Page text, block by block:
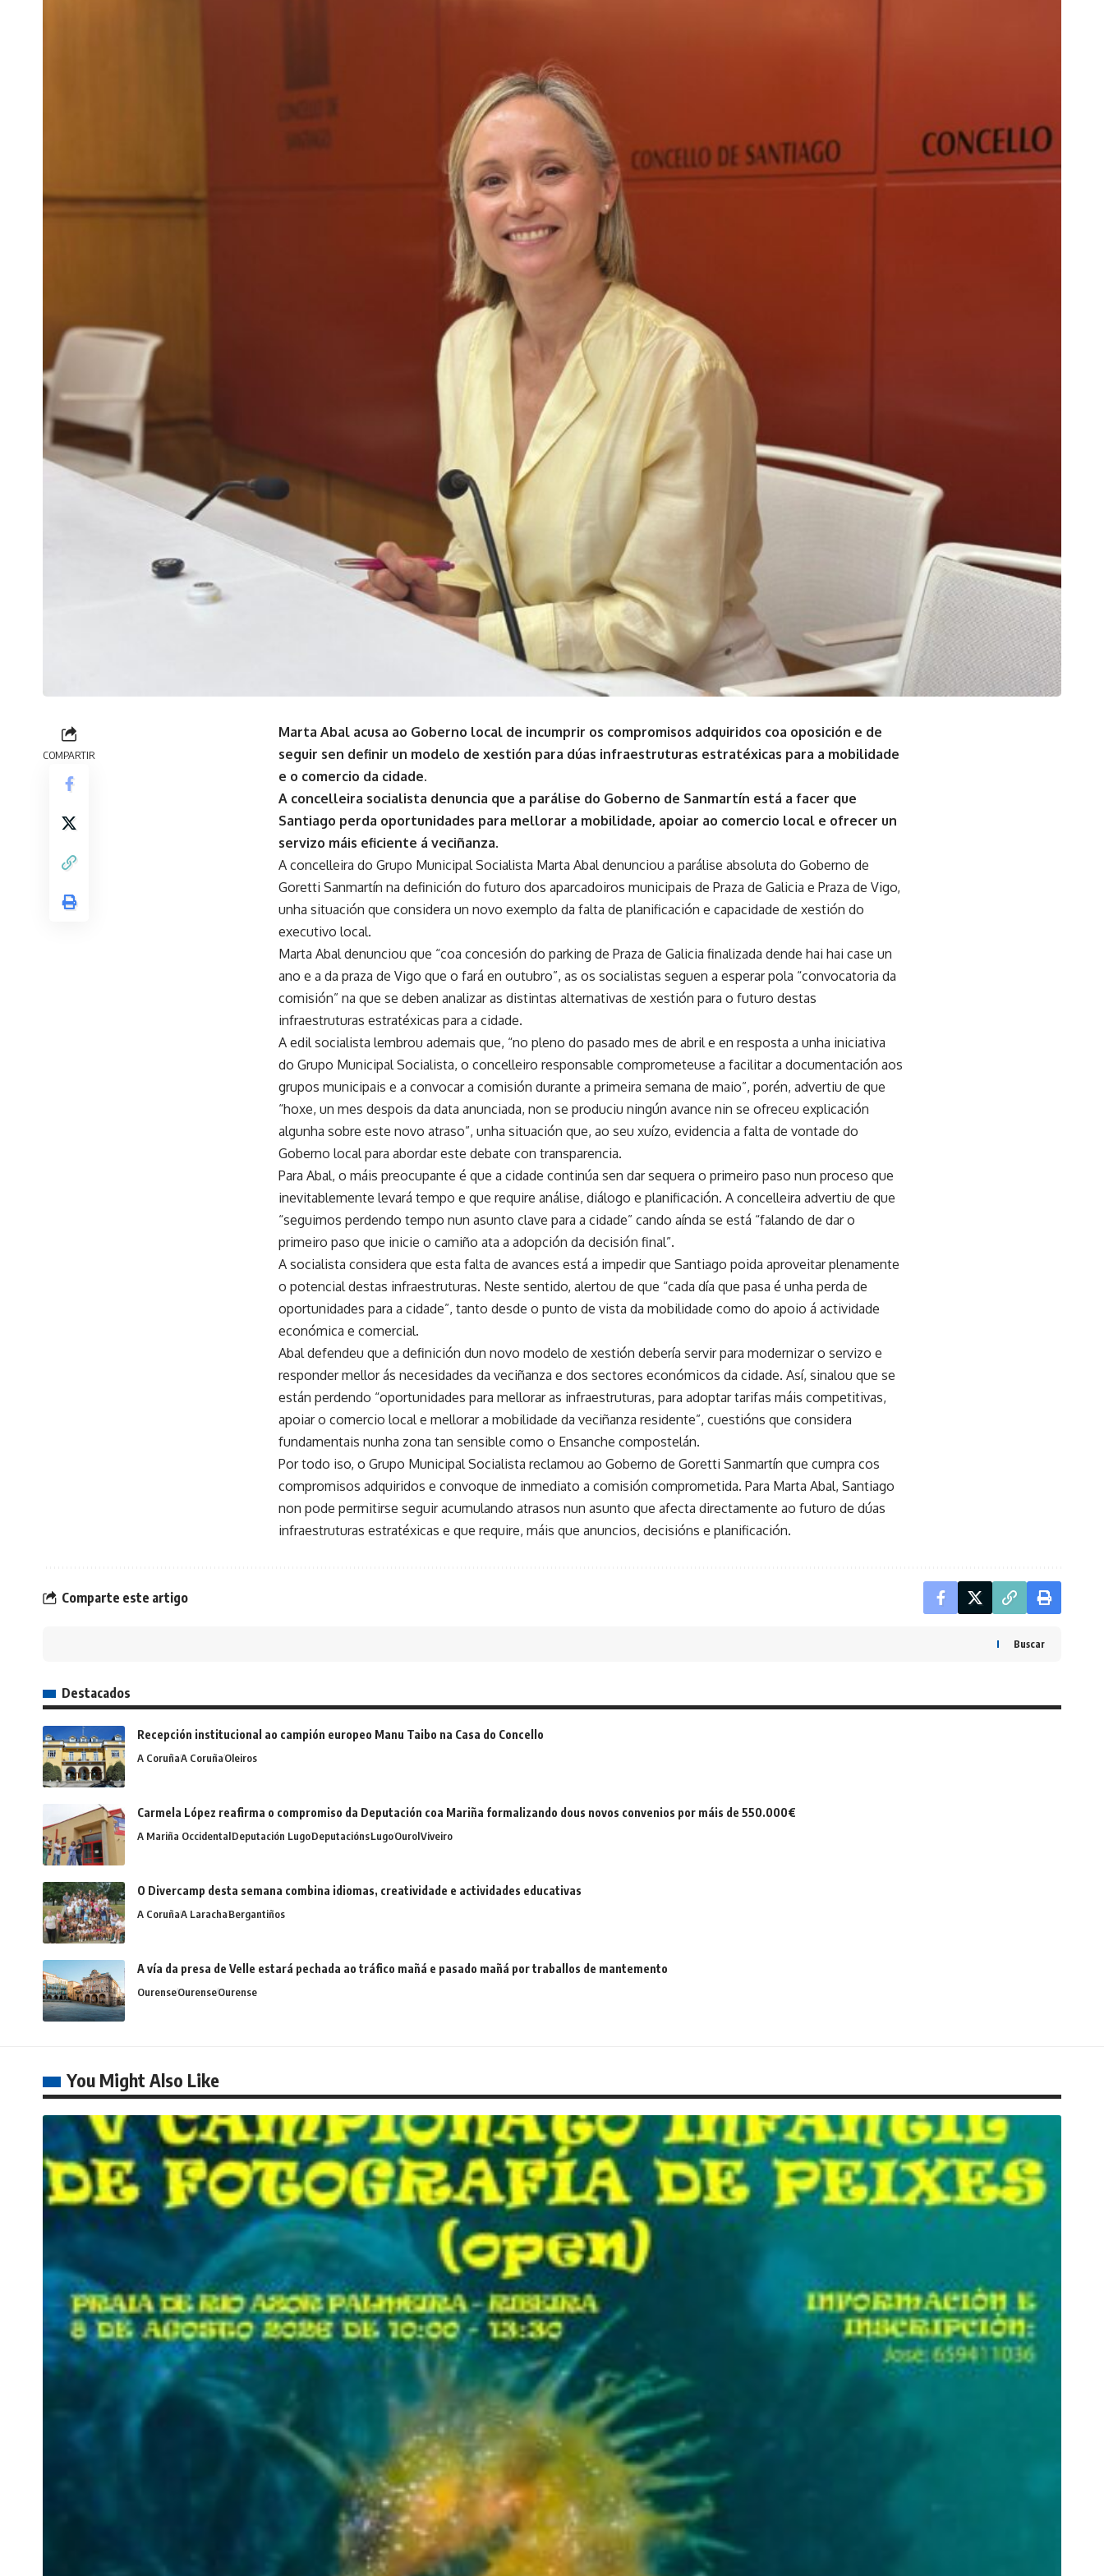
COMPARTIR
Marta Abal acusa ao Goberno local de incumprir os compromisos adquiridos coa oposición e de
seguir sen definir un modelo de xestión para dúas infraestruturas estratéxicas para a mobilidade
e o comercio da cidade.
A concelleira socialista denuncia que a parálise do Goberno de Sanmartín está a facer que
Santiago perda oportunidades para mellorar a mobilidade, apoiar ao comercio local e ofrecer un
servizo máis eficiente á veciñanza.
A concelleira do Grupo Municipal Socialista Marta Abal denunciou a parálise absoluta do Goberno de
Goretti Sanmartín na definición do futuro dos aparcadoiros municipais de Praza de Galicia e Praza de Vigo,
unha situación que considera un novo exemplo da falta de planificación e capacidade de xestión do
executivo local.
Marta Abal denunciou que “coa concesión do parking de Praza de Galicia finalizada dende hai hai case un
ano e a da praza de Vigo que o fará en outubro”, as os socialistas seguen a esperar pola “convocatoria da
comisión” na que se deben analizar as distintas alternativas de xestión para o futuro destas
infraestruturas estratéxicas para a cidade.
A edil socialista lembrou ademais que, “no pleno do pasado mes de abril e en resposta a unha iniciativa
do Grupo Municipal Socialista, o concelleiro responsable comprometeuse a facilitar a documentación aos
grupos municipais e a convocar a comisión durante a primeira semana de maio”, porén, advertiu de que
“hoxe, un mes despois da data anunciada, non se produciu ningún avance nin se ofreceu explicación
algunha sobre este novo atraso”, unha situación que, ao seu xuízo, evidencia a falta de vontade do
Goberno local para abordar este debate con transparencia.
Para Abal, o máis preocupante é que a cidade continúa sen dar sequera o primeiro paso nun proceso que
inevitablemente levará tempo e que require análise, diálogo e planificación. A concelleira advertiu de que
“seguimos perdendo tempo nun asunto clave para a cidade” cando aínda se está “falando de dar o
primeiro paso que inicie o camiño ata a adopción da decisión final”.
A socialista considera que esta falta de avances está a impedir que Santiago poida aproveitar plenamente
o potencial destas infraestruturas. Neste sentido, alertou de que “cada día que pasa é unha perda de
oportunidades para a cidade”, tanto desde o punto de vista da mobilidade como do apoio á actividade
económica e comercial.
Abal defendeu que a definición dun novo modelo de xestión debería servir para modernizar o servizo e
responder mellor ás necesidades da veciñanza e dos sectores económicos da cidade. Así, sinalou que se
están perdendo “oportunidades para mellorar as infraestruturas, para adoptar tarifas máis competitivas,
apoiar o comercio local e mellorar a mobilidade da veciñanza residente”, cuestións que considera
fundamentais nunha zona tan sensible como o Ensanche compostelán.
Por todo iso, o Grupo Municipal Socialista reclamou ao Goberno de Goretti Sanmartín que cumpra cos
compromisos adquiridos e convoque de inmediato a comisión comprometida. Para Marta Abal, Santiago
non pode permitirse seguir acumulando atrasos nun asunto que afecta directamente ao futuro de dúas
infraestruturas estratéxicas e que require, máis que anuncios, decisións e planificación.
Comparte este artigo
Buscar
Destacados
Recepción institucional ao campión europeo Manu Taibo na Casa do Concello
A CoruñaA CoruñaOleiros
Carmela López reafirma o compromiso da Deputación coa Mariña formalizando dous novos convenios por máis de 550.000€
A Mariña OccidentalDeputación LugoDeputaciónsLugoOurolViveiro
O Divercamp desta semana combina idiomas, creatividade e actividades educativas
A CoruñaA LarachaBergantiños
A vía da presa de Velle estará pechada ao tráfico mañá e pasado mañá por traballos de mantemento
OurenseOurenseOurense
You Might Also Like